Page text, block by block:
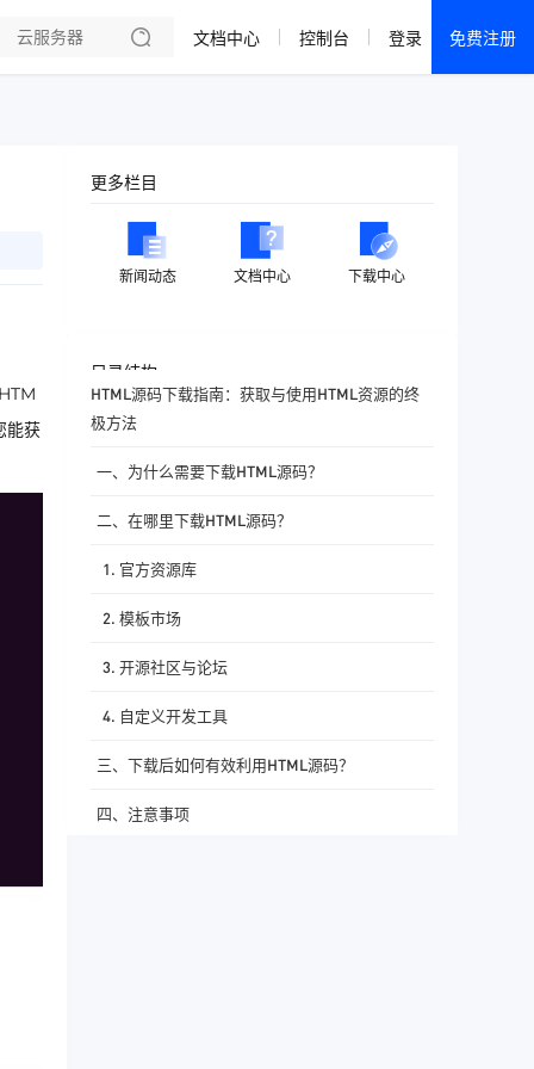
成都电信·云服务器
香港大带宽 · CN2
文档中心 控制台 登录 免费注册
能获
更多栏目
新闻动态 文档中心 下载中心
目录结构
HTML源码下载指南：获取与使用HTML资源的终
极方法
一、为什么需要下载HTML源码？
二、在哪里下载HTML源码？
1. 官方资源库
2. 模板市场
3. 开源社区与论坛
4. 自定义开发工具
三、下载后如何有效利用HTML源码？
四、注意事项